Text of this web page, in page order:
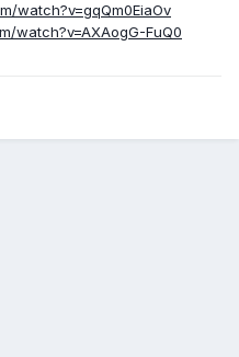
watch?v=gqQm0EiaOv
watch?v=AXAogG-FuQ0